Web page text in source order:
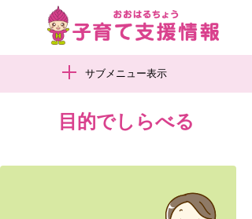
サブメニュー表示
目的でしらべる